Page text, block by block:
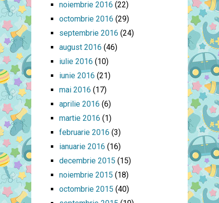
noiembrie 2016 (22)
octombrie 2016 (29)
septembrie 2016 (24)
august 2016 (46)
iulie 2016 (10)
iunie 2016 (21)
mai 2016 (17)
aprilie 2016 (6)
martie 2016 (1)
februarie 2016 (3)
ianuarie 2016 (16)
decembrie 2015 (15)
noiembrie 2015 (18)
octombrie 2015 (40)